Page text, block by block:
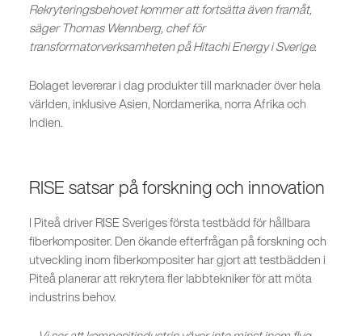
Rekryteringsbehovet kommer att fortsätta även framåt,
säger Thomas Wennberg, chef för
transformatorverksamheten på Hitachi Energy i Sverige.
Bolaget levererar i dag produkter till marknader över hela
världen, inklusive Asien, Nordamerika, norra Afrika och
Indien.
RISE satsar på forskning och innovation
I Piteå driver RISE Sveriges första testbädd för hållbara
fiberkompositer. Den ökande efterfrågan på forskning och
utveckling inom fiberkompositer har gjort att testbädden i
Piteå planerar att rekrytera fler labbtekniker för att möta
industrins behov.